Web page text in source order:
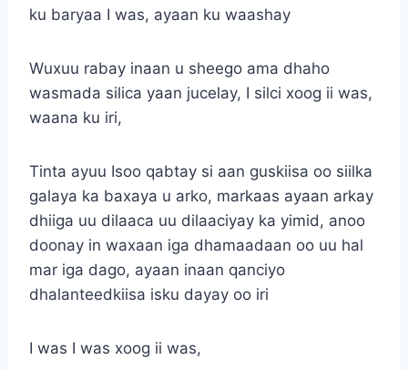
ku baryaa I was, ayaan ku waashay
Wuxuu rabay inaan u sheego ama dhaho
wasmada silica yaan jucelay, I silci xoog ii was,
waana ku iri,
Tinta ayuu Isoo qabtay si aan guskiisa oo siilka
galaya ka baxaya u arko, markaas ayaan arkay
dhiiga uu dilaaca uu dilaaciyay ka yimid, anoo
doonay in waxaan iga dhamaadaan oo uu hal
mar iga dago, ayaan inaan qanciyo
dhalanteedkiisa isku dayay oo iri
I was I was xoog ii was,